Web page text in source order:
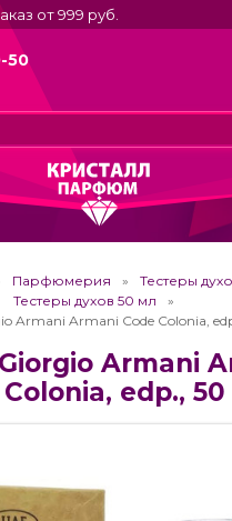
от 999 руб.
50
Парфюмерия
Тестеры
Тестеры духов 50 мл
Armani Armani Code Colonia,
Armani
edp.,